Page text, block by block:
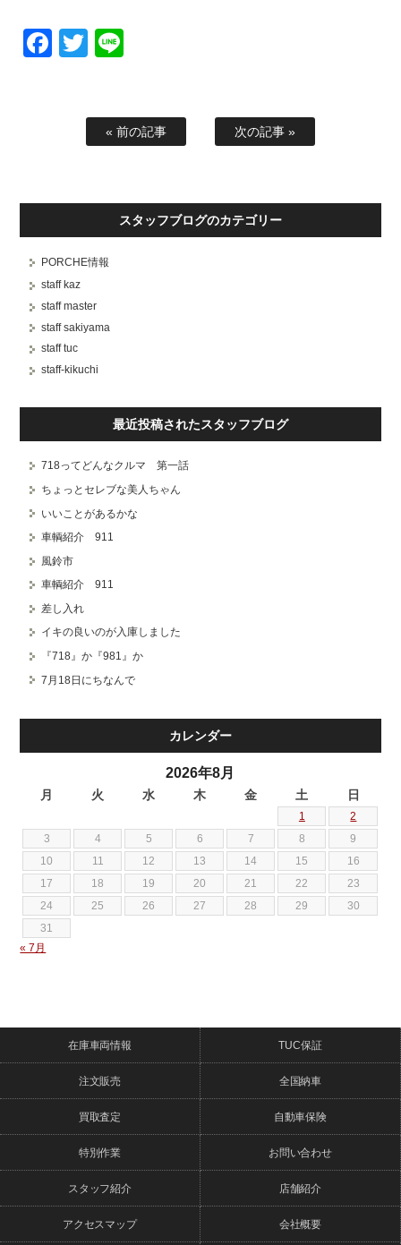
Facebook
Twitter
« 前の記事 次の記事 »
スタッフブログのカテゴリー
PORCHE情報
staff kaz
staff master
staff sakiyama
staff tuc
staff-kikuchi
最近投稿されたスタッフブログ
718ってどんなクルマ 第一話
ちょっとセレブな美人ちゃん
いいことがあるかな
車輌紹介 911
風鈴市
車輌紹介 911
差し入れ
イキの良いのが入庫しました
『718』か『981』か
7月18日にちなんで
カレンダー
2026年8月
月 火 水 木 金 土 日
1
2
3
4 5 6 7 8
9
10
11 12 13 14 15
16
17
18 19 20 21 22
23
24
25 26 27 28 29
30
31
« 7月
在庫車両情報 TUC保証
注文販売 全国納車
買取査定 自動車保険
特別作業 お問い合わせ
スタッフ紹介 店舗紹介
アクセスマップ 会社概要